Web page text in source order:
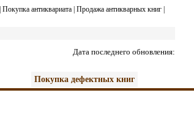
Покупка антиквариата Продажа антикварных книг
Дата последнего обновления:
Покупка дефектных книг